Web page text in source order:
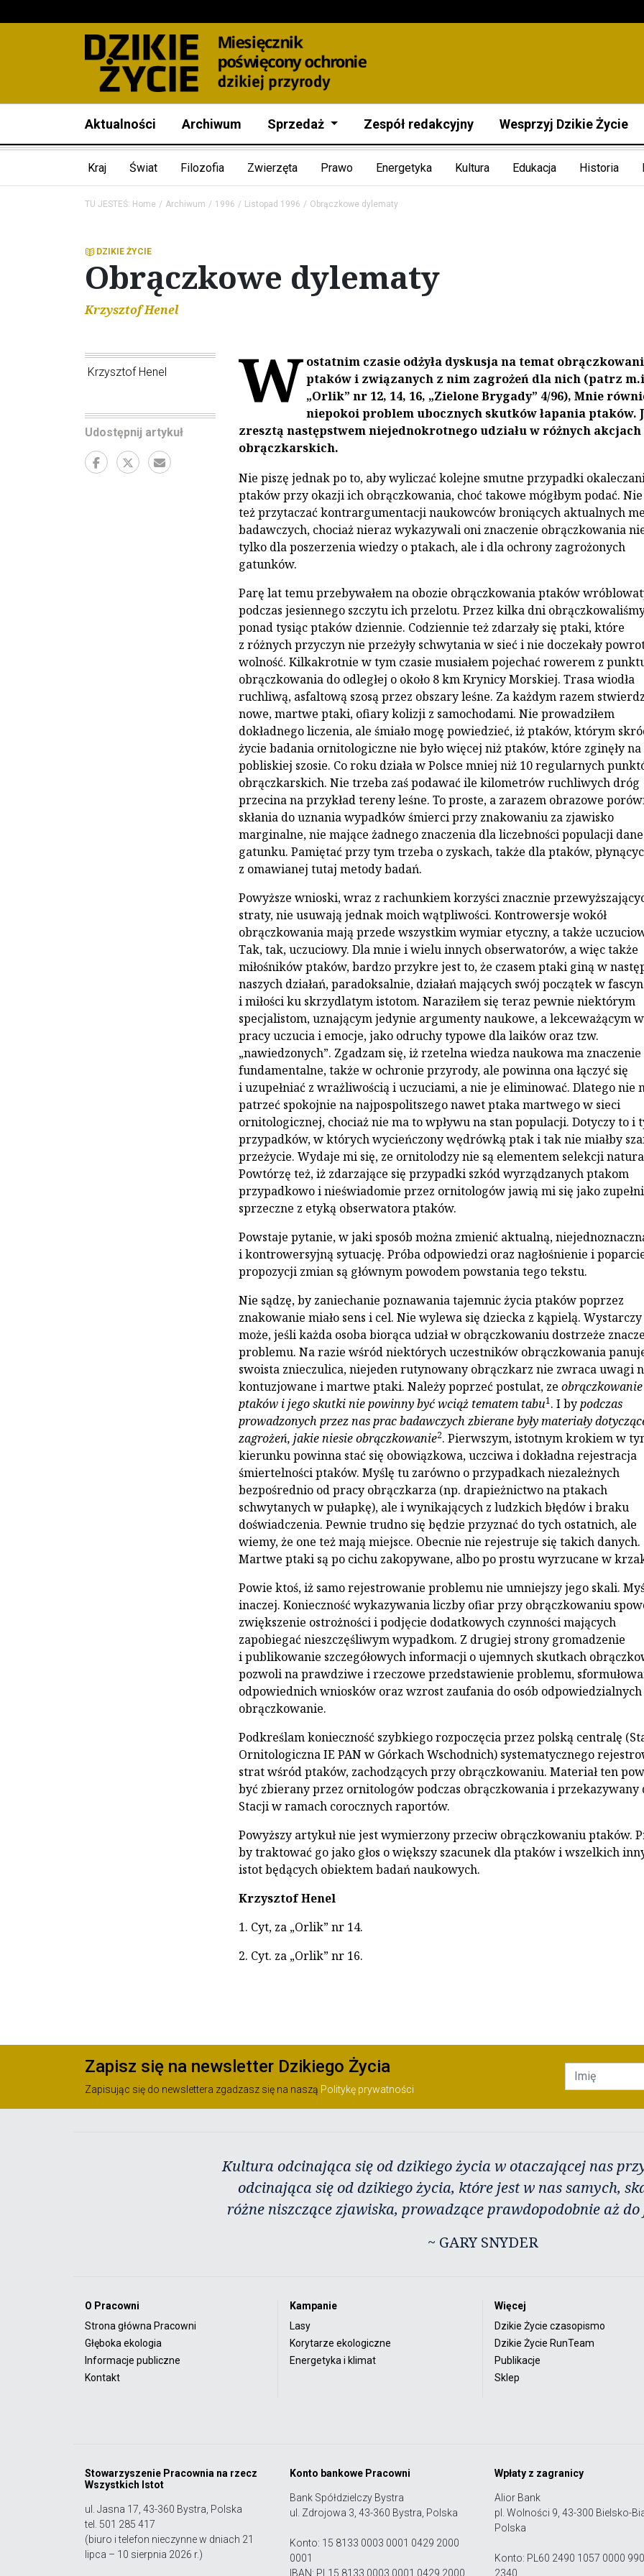
Aktualności Archiwum Sprzedaż Zespół redakcyjny Wesprzyj Dzikie Życie
Kraj Świat Filozofia Zwierzęta Prawo Energetyka Kultura Edukacja Historia
TU JESTEŚ: Home Archiwum 1996 Listopad 1996 Obrączkowe dylematy
DZIKIE ŻYCIE
Obrączkowe dylematy
Krzysztof Henel
Krzysztof Henel
Udostępnij artykuł
W ostatnim czasie odżyła dyskusja na temat
ptaków i związanych z nim zagrożeń dla nich (patrz
„Orlik” nr 12, 14, 16, „Zielone Brygady” 4/96), Mnie
niepokoi problem ubocznych skutków łapania ptaków.
zresztą następstwem niejednokrotnego udziału w różnych akcjach
obrączkarskich.
Nie piszę jednak po to, aby wyliczać kolejne smutne przypadki
ptaków przy okazji ich obrączkowania, choć takowe mógłbym podać. Nie
też przytaczać kontrargumentacji naukowców broniących aktualnych
badawczych, chociaż nieraz wykazywali oni znaczenie obrączkowania
tylko dla poszerzenia wiedzy o ptakach, ale i dla ochrony zagrożonych
gatunków.
Parę lat temu przebywałem na obozie obrączkowania ptaków
podczas jesiennego szczytu ich przelotu. Przez kilka dni
ponad tysiąc ptaków dziennie. Codziennie też zdarzały się ptaki, które
z różnych przyczyn nie przeżyły schwytania w sieć i nie doczekały
wolność. Kilkakrotnie w tym czasie musiałem pojechać rowerem z
obrączkowania do odległej o około 8 km Krynicy Morskiej. Trasa wiodła
ruchliwą, asfaltową szosą przez obszary leśne. Za każdym razem
nowe, martwe ptaki, ofiary kolizji z samochodami. Nie prowadziłem
dokładnego liczenia, ale śmiało mogę powiedzieć, iż ptaków, którym
życie badania ornitologiczne nie było więcej niż ptaków, które zginęły na
pobliskiej szosie. Co roku działa w Polsce mniej niż 10 regularnych
obrączkarskich. Nie trzeba zaś podawać ile kilometrów ruchliwych dróg
przecina na przykład tereny leśne. To proste, a zarazem obrazowe
skłania do uznania wypadków śmierci przy znakowaniu za zjawisko
marginalne, nie mające żadnego znaczenia dla liczebności populacji
gatunku. Pamiętać przy tym trzeba o zyskach, także dla ptaków,
z omawianej tutaj metody badań.
Powyższe wnioski, wraz z rachunkiem korzyści znacznie
straty, nie usuwają jednak moich wątpliwości. Kontrowersje wokół
obrączkowania mają przede wszystkim wymiar etyczny, a także
Tak, tak, uczuciowy. Dla mnie i wielu innych obserwatorów, a więc także
miłośników ptaków, bardzo przykre jest to, że czasem ptaki giną w
naszych działań, paradoksalnie, działań mających swój początek w
i miłości ku skrzydlatym istotom. Naraziłem się teraz pewnie niektórym
specjalistom, uznającym jedynie argumenty naukowe, a lekceważącym
pracy uczucia i emocje, jako odruchy typowe dla laików oraz tzw.
„nawiedzonych”. Zgadzam się, iż rzetelna wiedza naukowa ma znaczenie
fundamentalne, także w ochronie przyrody, ale powinna ona łączyć się
i uzupełniać z wrażliwością i uczuciami, a nie je eliminować. Dlatego nie
patrzeć spokojnie na najpospolitszego nawet ptaka martwego w sieci
ornitologicznej, chociaż nie ma to wpływu na stan populacji. Dotyczy to i
przypadków, w których wycieńczony wędrówką ptak i tak nie miałby
przeżycie. Wydaje mi się, ze ornitolodzy nie są elementem selekcji
Powtórzę też, iż zdarzające się przypadki szkód wyrządzanych ptakom
przypadkowo i nieświadomie przez ornitologów jawią mi się jako
sprzeczne z etyką obserwatora ptaków.
Powstaje pytanie, w jaki sposób można zmienić aktualną,
i kontrowersyjną sytuację. Próba odpowiedzi oraz nagłośnienie i
propozycji zmian są głównym powodem powstania tego tekstu.
Nie sądzę, by zaniechanie poznawania tajemnic życia ptaków poprzez
znakowanie miało sens i cel. Nie wylewa się dziecka z kąpielą.
może, jeśli każda osoba biorąca udział w obrączkowaniu dostrzeże
problemu. Na razie wśród niektórych uczestników obrączkowania
swoista znieczulica, niejeden rutynowany obrączkarz nie zwraca uwagi
kontuzjowane i martwe ptaki. Należy poprzeć postulat, ze obrączkowanie
ptaków i jego skutki nie powinny być wciąż tematem tabu1. I bypodczas
prowadzonych przez nas prac badawczych zbierane były materiały
zagrożeń, jakie niesie obrączkowanie2. Pierwszym, istotnym krokiem w
kierunku powinna stać się obowiązkowa, uczciwa i dokładna rejestracja
śmiertelności ptaków. Myślę tu zarówno o przypadkach niezależnych
bezpośrednio od pracy obrączkarza (np. drapieżnictwo na ptakach
schwytanych w pułapkę), ale i wynikających z ludzkich błędów i braku
doświadczenia. Pewnie trudno się będzie przyznać do tych ostatnich, ale
wiemy, że one też mają miejsce. Obecnie nie rejestruje się takich danych.
Martwe ptaki są po cichu zakopywane, albo po prostu wyrzucane w
Powie ktoś, iż samo rejestrowanie problemu nie umniejszy jego skali.
inaczej. Konieczność wykazywania liczby ofiar przy obrączkowaniu
zwiększenie ostrożności i podjęcie dodatkowych czynności mających
zapobiegać nieszczęśliwym wypadkom. Z drugiej strony gromadzenie
i publikowanie szczegółowych informacji o ujemnych skutkach
pozwoli na prawdziwe i rzeczowe przedstawienie problemu,
odpowiednich wniosków oraz wzrost zaufania do osób odpowiedzialnych
obrączkowanie.
Podkreślam konieczność szybkiego rozpoczęcia przez polską centralę
Ornitologiczna IE PAN w Górkach Wschodnich) systematycznego
strat wśród ptaków, zachodzących przy obrączkowaniu. Materiał ten
być zbierany przez ornitologów podczas obrączkowania i przekazywany
Stacji w ramach corocznych raportów.
Powyższy artykuł nie jest wymierzony przeciw obrączkowaniu ptaków.
by traktować go jako głos o większy szacunek dla ptaków i wszelkich
istot będących obiektem badań naukowych.
Krzysztof Henel
1. Cyt, za „Orlik” nr 14.
2. Cyt. za „Orlik” nr 16.
Zapisz się na newsletter Dzikiego Życia
Zapisując się do newslettera zgadzasz się na naszą Politykę prywatności
Kultura odcinająca się od dzikiego życia w otaczającej nas
odcinająca się od dzikiego życia, które jest w nas samych,
różne niszczące zjawiska, prowadzące prawdopodobnie aż
~ GARY SNYDER
O Pracowni
Strona główna Pracowni
Głęboka ekologia
Informacje publiczne
Kontakt
Kampanie
Lasy
Korytarze ekologiczne
Energetyka i klimat
Więcej
Dzikie Życie czasopismo
Dzikie Życie RunTeam
Publikacje
Sklep
Stowarzyszenie Pracownia na rzecz
Wszystkich Istot
ul. Jasna 17, 43-360 Bystra, Polska
tel. 501 285 417
(biuro i telefon nieczynne w dniach 21
lipca – 10 sierpnia 2026 r.)
Konto bankowe Pracowni
Bank Spółdzielczy Bystra
ul. Zdrojowa 3, 43-360 Bystra, Polska
Konto: 15 8133 0003 0001 0429 2000
0001
IBAN: PL15 8133 0003 0001 0429 2000
Wpłaty z zagranicy
Alior Bank
pl. Wolności 9, 43-300 Bielsko-
Polska
Konto: PL60 2490 1057 0000
2340